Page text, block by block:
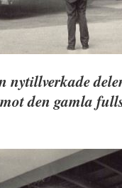
nytillverkade
den gamla